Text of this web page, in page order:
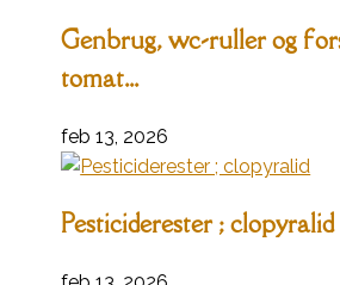
Genbrug, wc-ruller og
tomat...
feb 13, 2026
Pesticiderester ; clopyralid